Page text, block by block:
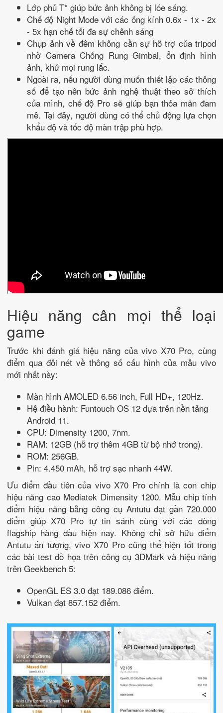
Lớp phủ T* giúp bức ảnh không bị lóe sáng.
Chế độ Night Mode với các ống kính 0.6x - 1x - 2x
- 5x hạn chế tối đa sự chênh sáng
Chụp ảnh về đêm không cần sự hỗ trợ của tripod
nhờ Camera Chống Rung Gimbal, ổn định hình
ảnh, khử mọi rung lắc.
Ngoài ra, nếu người dùng muốn thiết lập các thông
số để tạo nên bức ảnh nghệ thuật theo sở thích
của mình, chế độ Pro sẽ giúp bạn thỏa mãn đam
mê. Tại đây, người dùng có thể chủ động lựa chọn
khẩu độ và tốc độ màn trập phù hợp.
Hiệu năng cân mọi thể loại
game
Trước khi đánh giá hiệu năng của vivo X70 Pro, cùng
điểm qua đôi nét về thông số cấu hình của mẫu vivo
mới nhất này:
Màn hình AMOLED 6.56 inch, Full HD+, 120Hz.
Hệ điều hành: Funtouch OS 12 dựa trên nền tảng
Android 11.
CPU: Dimensity 1200, 7nm.
RAM: 12GB (hỗ trợ thêm 4GB từ bộ nhớ trong).
ROM: 256GB.
Pin: 4.450 mAh, hỗ trợ sạc nhanh 44W.
Ưu điểm đầu tiên của vivo X70 Pro chính là con chip
hiệu năng cao Mediatek Dimensity 1200. Mẫu chip tính
điểm hiệu năng bằng công cụ Antutu đạt gần 720.000
điểm giúp X70 Pro tự tin sánh cùng với các dòng
flagship hàng đầu hiện nay. Không chỉ sở hữu điểm
Antutu ấn tượng, vivo X70 Pro cũng thể hiện tốt trong
các bài test đồ họa trên công cụ 3DMark và hiệu năng
trên Geekbench 5:
OpenGL ES 3.0 đạt 189.086 điểm.
Vulkan đạt 857.152 điểm.